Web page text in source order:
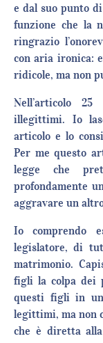
e dal suo punto
funzione che la
ringrazio
con aria ironica:
ridicole, ma non
Nell’articolo
illegittimi. Io
articolo e lo
Per me questo
legge che
profondamente
aggravare un
Io comprendo
legislatore, di
matrimonio.
figli la colpa dei
questi figli in
legittimi, ma non
che è diretta